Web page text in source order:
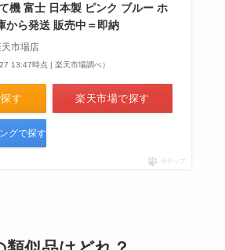
機 富士 日本製 ピンク ブルー ホ
から発送 販売中＝即納
市場店
13:47時点 | 楽天市場調べ）
す 楽天市場で探す
グで探す
ポチップ